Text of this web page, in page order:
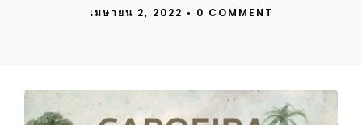
เมษายน 2, 2022 • 0 COMMENT